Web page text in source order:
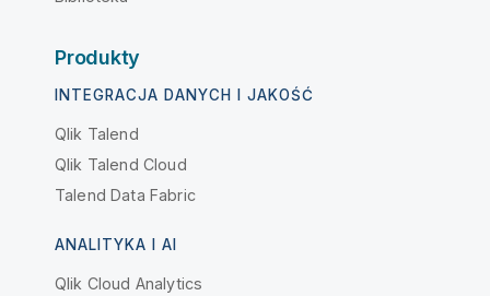
Produkty
INTEGRACJA DANYCH I JAKOŚĆ
Qlik Talend
Qlik Talend Cloud
Talend Data Fabric
ANALITYKA I AI
Qlik Cloud Analytics